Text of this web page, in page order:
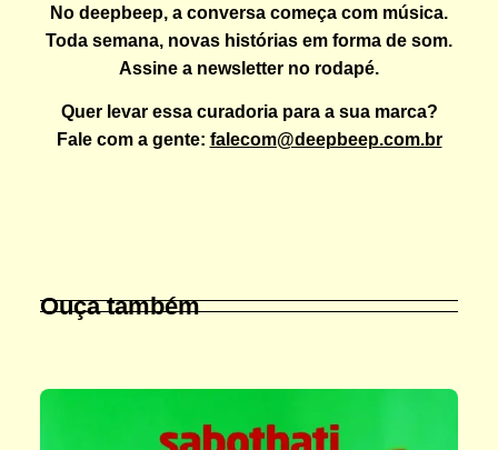
No deepbeep, a conversa começa com música.
Toda semana, novas histórias em forma de som.
Assine a newsletter no rodapé.
Quer levar essa curadoria para a sua marca?
Fale com a gente: falecom@deepbeep.com.br
Ouça também